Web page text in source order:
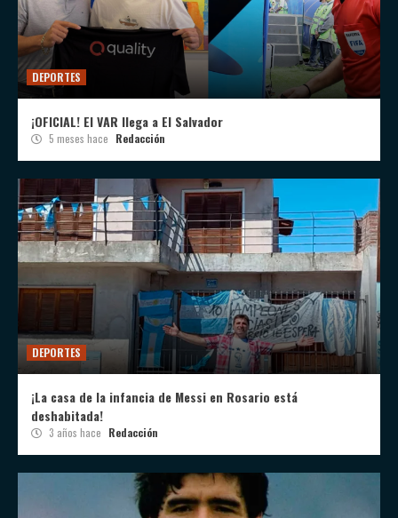
DEPORTES
¡OFICIAL! El VAR llega a El Salvador
5 meses hace Redacción
DEPORTES
¡La casa de la infancia de Messi en Rosario está
deshabitada!
3 años hace Redacción